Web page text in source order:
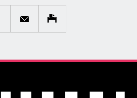
Facebook